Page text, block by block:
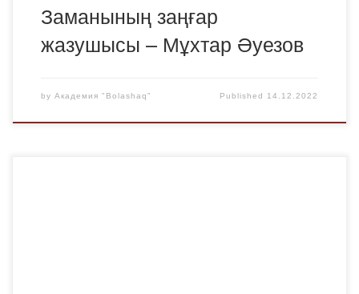
Заманының заңғар
жазушысы – Мұхтар Әуезов
by Академия "Bolashaq" Published 14.12.2022